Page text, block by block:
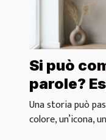
Si può
parole?
nel
Una storia può
colore, un’icona,